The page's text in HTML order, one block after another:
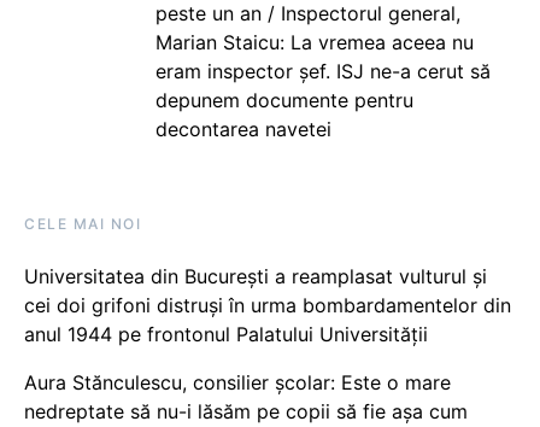
peste un an / Inspectorul general,
Marian Staicu: La vremea aceea nu
eram inspector șef. ISJ ne-a cerut să
depunem documente pentru
decontarea navetei
CELE MAI NOI
Universitatea din București a reamplasat vulturul și
cei doi grifoni distruși în urma bombardamentelor din
anul 1944 pe frontonul Palatului Universității
Aura Stănculescu, consilier școlar: Este o mare
nedreptate să nu-i lăsăm pe copii să fie așa cum